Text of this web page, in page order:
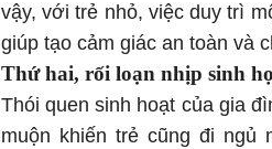
vậy, với trẻ nhỏ, việc duy trì
giúp tạo cảm giác an toàn và
Thứ hai, rối loạn nhịp sinh
Thói quen sinh hoạt của gia
muộn khiến trẻ cũng đi ngủ